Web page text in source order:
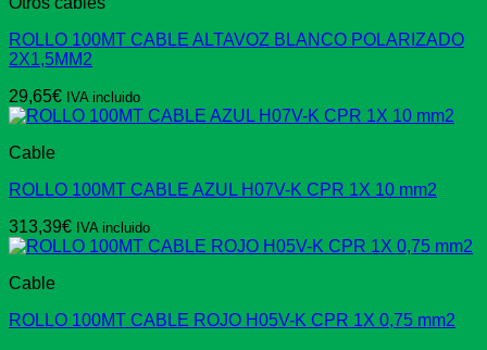
ROLLO 100MT CABLE ALTAVOZ BLANCO POLARIZADO
2X1,5MM2
29,65€ IVA incluido
Cable
ROLLO 100MT CABLE AZUL H07V-K CPR 1X 10 mm2
313,39€ IVA incluido
Cable
ROLLO 100MT CABLE ROJO H05V-K CPR 1X 0,75 mm2